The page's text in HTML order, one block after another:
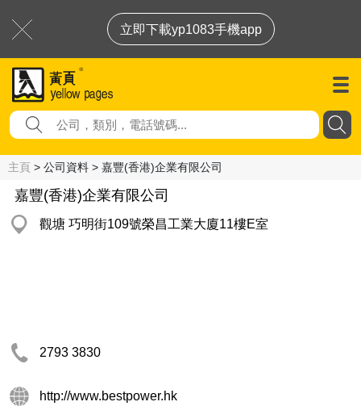
立即下載yp1083手機app
主頁 > 公司資料 > 嘉豐(香港)企業有限公司
嘉豐(香港)企業有限公司
觀塘 巧明街109號榮昌工業大廈11樓E室
2793 3830
http://www.bestpower.hk